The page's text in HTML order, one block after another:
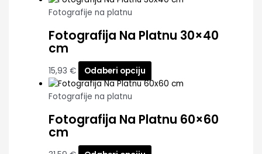
Fotografije na platnu
Fotografija Na Platnu 30×40
cm
15,93 € Odaberi opciju
Fotografije na platnu
Fotografija Na Platnu 60×60
cm